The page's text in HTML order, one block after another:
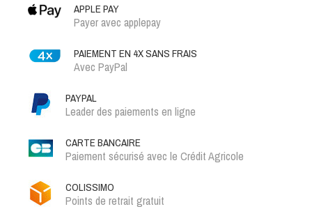
APPLE PAY
Payer avec applepay
PAIEMENT EN 4X SANS FRAIS
Avec PayPal
PAYPAL
Leader des paiements en ligne
CARTE BANCAIRE
Paiement sécurisé avec le Crédit Agricole
COLISSIMO
Points de retrait gratuit